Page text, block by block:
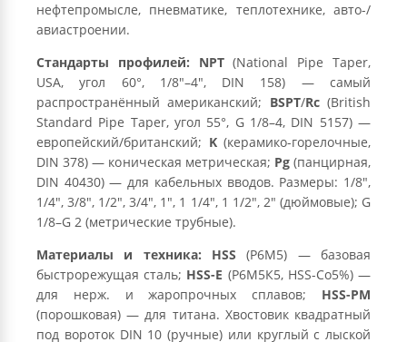
нефтепромысле, пневматике, теплотехнике, авто-/
авиастроении.
Стандарты профилей:
NPT(National Pipe Taper,
USA, угол 60°, 1/8″–4″, DIN 158) — самый
распространённый американский; BSPT/Rc(British
Standard Pipe Taper, угол 55°, G 1/8–4, DIN 5157) —
европейский/британский; K(керамико-горелочные,
DIN 378) — коническая метрическая; Pg(панцирная,
DIN 40430) — для кабельных вводов. Размеры: 1/8″,
1/4″, 3/8″, 1/2″, 3/4″, 1″, 1 1/4″, 1 1/2″, 2″ (дюймовые); G
1/8–G 2 (метрические трубные).
Материалы и техника:
HSS (Р6М5) — базовая
быстрорежущая сталь; HSS-E (Р6М5К5, HSS-Co5%) —
для нерж. и жаропрочных сплавов; HSS-PM
(порошковая) — для титана. Хвостовик квадратный
под вороток DIN 10 (ручные) или круглый с лыской